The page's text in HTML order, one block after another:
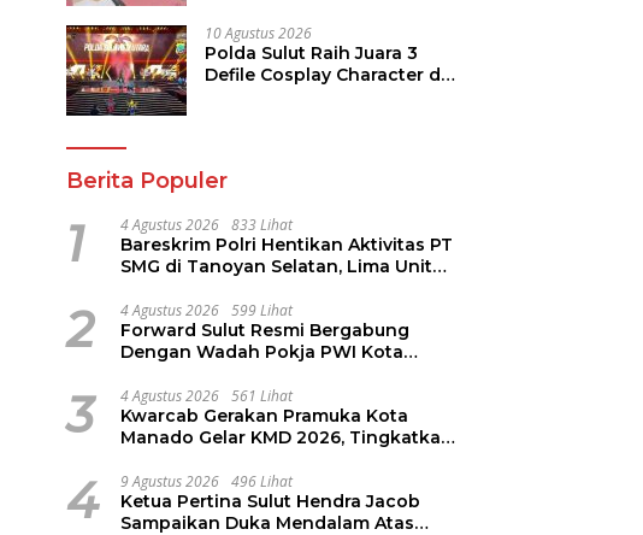
Sangat Membantu
10 Agustus 2026
Polda Sulut Raih Juara 3
Defile Cosplay Character di
Berita Populer
1 4 Agustus 2026 833 Lihat
Bareskrim Polri Hentikan Aktivitas PT
SMG di Tanoyan Selatan, Lima Unit
2 4 Agustus 2026 599 Lihat
Forward Sulut Resmi Bergabung
Dengan Wadah Pokja PWI Kota
3 4 Agustus 2026 561 Lihat
Kwarcab Gerakan Pramuka Kota
Manado Gelar KMD 2026, Tingkatkan
Pramuka
4 9 Agustus 2026 496 Lihat
Ketua Pertina Sulut Hendra Jacob
Sampaikan Duka Mendalam Atas